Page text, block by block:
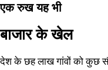
एक रुख यह भी
बाजार के खेल
देश के छह लाख गांवों को कुछ